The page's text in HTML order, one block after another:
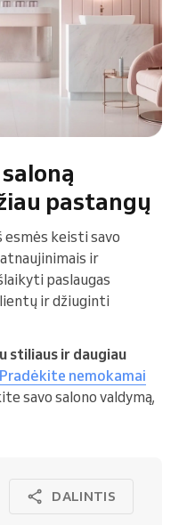
pastangų
esmės keisti savo
ir
paslaugas
ir džiuginti
stiliaus ir daugiau
Pradėkite nemokamai
savo salono valdymą,
DALINTIS